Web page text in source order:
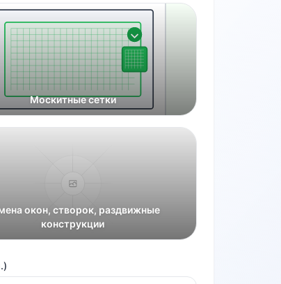
Москитные сетки
окон, створок, раздвижные
конструкции